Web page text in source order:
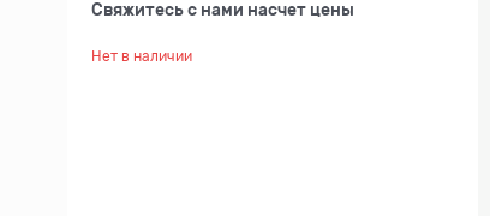
Свяжитесь с нами насчет цены
Нет в наличии